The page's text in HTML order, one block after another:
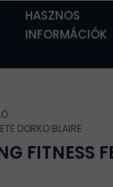
HASZNOS
INFORMÁCIÓK
DORKO BLAIRE
FITNESS